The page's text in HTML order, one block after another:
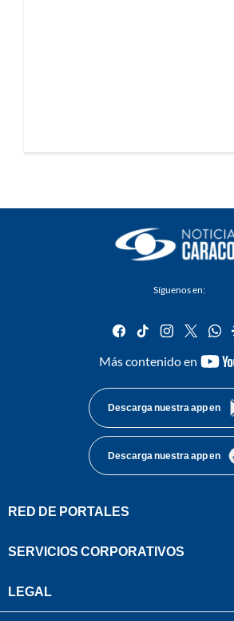
Síguenos en:
facebook
tiktok instagram
twitter
Más contenido en
Descarga nuestra app en
Descarga nuestra app en
RED DE PORTALES
SERVICIOS CORPORATIVOS
LEGAL